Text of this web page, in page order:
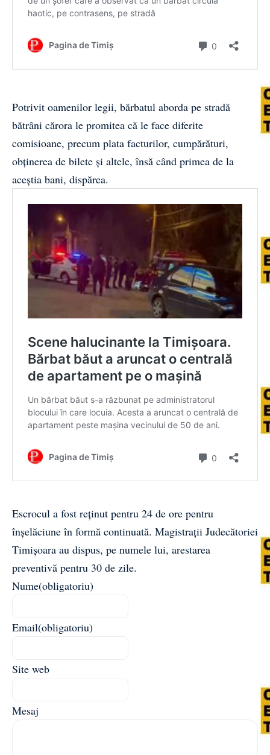
Potrivit oamenilor legii, bărbatul aborda pe stradă
bătrâni cărora le promitea că le face diferite
comisioane, precum plata facturilor, cumpărături,
obţinerea de bilete şi altele, însă când primea de la
aceştia bani, dispărea.
Escrocul a fost reţinut pentru 24 de ore pentru
înşelăciune în formă continuată. Magistrații Judecătoriei
Timișoara au dispus, pe numele lui, arestarea
preventivă pentru 30 de zile.
Nume(obligatoriu)
Email(obligatoriu)
Site web
Mesaj